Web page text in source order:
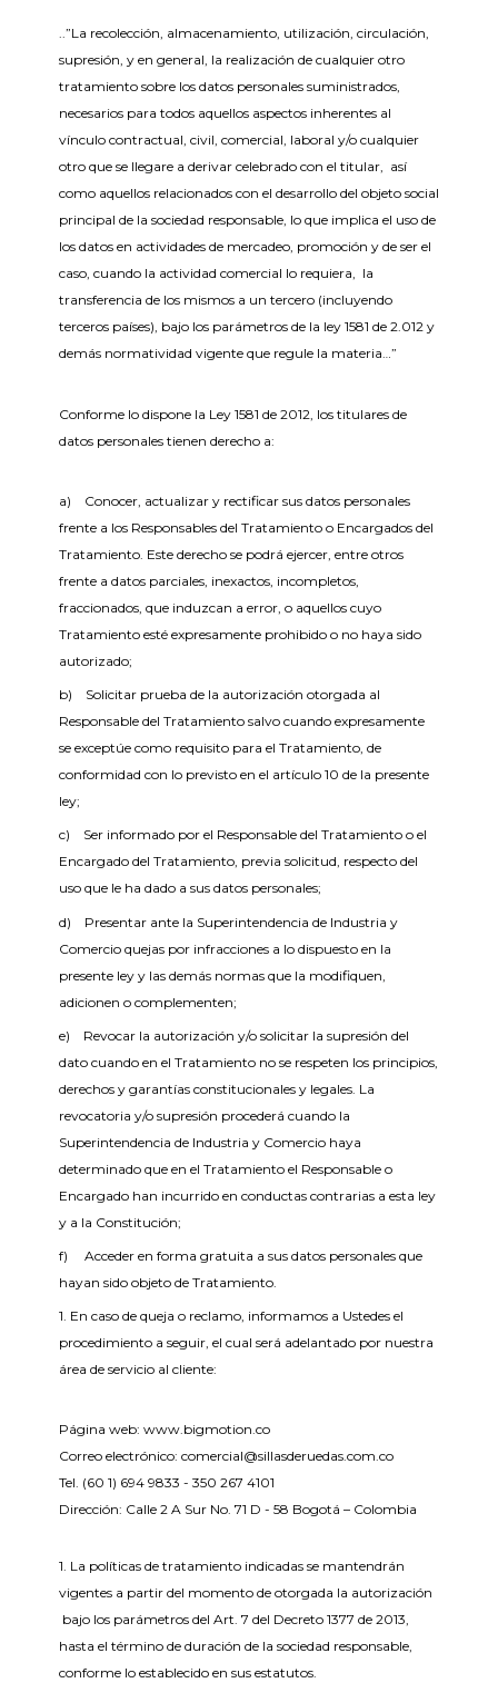
..”La recolección, almacenamiento, utilización, circulación,
supresión, y en general, la realización de cualquier otro
tratamiento sobre los datos personales suministrados,
necesarios para todos aquellos aspectos inherentes al
vínculo contractual, civil, comercial, laboral y/o cualquier
otro que se llegare a derivar celebrado con el titular, así
como aquellos relacionados con el desarrollo del objeto social
principal de la sociedad responsable, lo que implica el uso de
los datos en actividades de mercadeo, promoción y de ser el
caso, cuando la actividad comercial lo requiera, la
transferencia de los mismos a un tercero (incluyendo
terceros países), bajo los parámetros de la ley 1581 de 2.012 y
demás normatividad vigente que regule la materia…”
Conforme lo dispone la Ley 1581 de 2012, los titulares de
datos personales tienen derecho a:
a) Conocer, actualizar y rectificar sus datos personales
frente a los Responsables del Tratamiento o Encargados del
Tratamiento. Este derecho se podrá ejercer, entre otros
frente a datos parciales, inexactos, incompletos,
fraccionados, que induzcan a error, o aquellos cuyo
Tratamiento esté expresamente prohibido o no haya sido
autorizado;
b) Solicitar prueba de la autorización otorgada al
Responsable del Tratamiento salvo cuando expresamente
se exceptúe como requisito para el Tratamiento, de
conformidad con lo previsto en el artículo 10 de la presente
ley;
c) Ser informado por el Responsable del Tratamiento o el
Encargado del Tratamiento, previa solicitud, respecto del
uso que le ha dado a sus datos personales;
d) Presentar ante la Superintendencia de Industria y
Comercio quejas por infracciones a lo dispuesto en la
presente ley y las demás normas que la modifiquen,
adicionen o complementen;
e) Revocar la autorización y/o solicitar la supresión del
dato cuando en el Tratamiento no se respeten los principios,
derechos y garantías constitucionales y legales. La
revocatoria y/o supresión procederá cuando la
Superintendencia de Industria y Comercio haya
determinado que en el Tratamiento el Responsable o
Encargado han incurrido en conductas contrarias a esta ley
y a la Constitución;
f) Acceder en forma gratuita a sus datos personales que
hayan sido objeto de Tratamiento.
1. En caso de queja o reclamo, informamos a Ustedes el
procedimiento a seguir, el cual será adelantado por nuestra
área de servicio al cliente:
Página web: www.bigmotion.co
Correo electrónico: comercial@sillasderuedas.com.co
Tel. (60 1) 694 9833 - 350 267 4101
Dirección: Calle 2 A Sur No. 71 D - 58 Bogotá – Colombia
1. La políticas de tratamiento indicadas se mantendrán
vigentes a partir del momento de otorgada la autorización
bajo los parámetros del Art. 7 del Decreto 1377 de 2013,
hasta el término de duración de la sociedad responsable,
conforme lo establecido en sus estatutos.